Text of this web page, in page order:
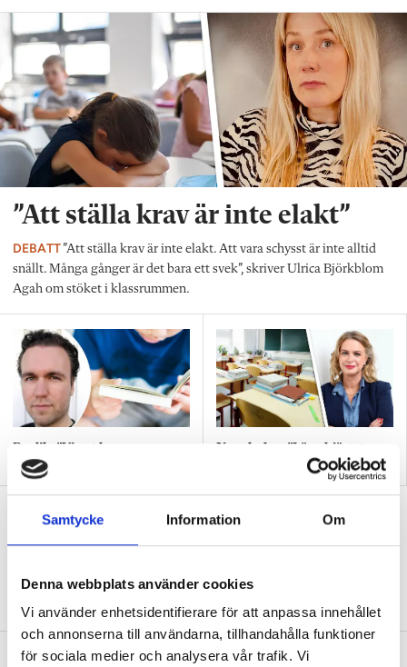
Samtycke Information Om
Denna webbplats använder cookies
Vi använder enhetsidentifierare för att anpassa innehållet
och annonserna till användarna, tillhandahålla funktioner
för sociala medier och analysera vår trafik. Vi
”Att ställa krav är inte elakt”
DEBATT”Att ställa krav är inte elakt. Att vara schysst är inte alltid
snällt. Många gånger är det bara ett svek”, skriver Ulrica Björkblom
Agah om stöket i klassrummen.
Replik: ”Vi vet hur man
skapar effektiv inlärning”
Nya skolan: ”Lärarhjärtat
hoppas på bättre villkor"
Test: Hur klarar du ditt första år som
hitta ditt första jobb till skolavslutningen.
Diagnoserna: ”Vi bör sluta sätta